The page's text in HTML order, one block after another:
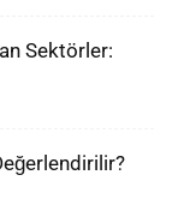
Sektörler: